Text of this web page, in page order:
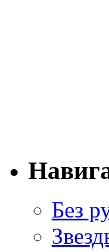
Без